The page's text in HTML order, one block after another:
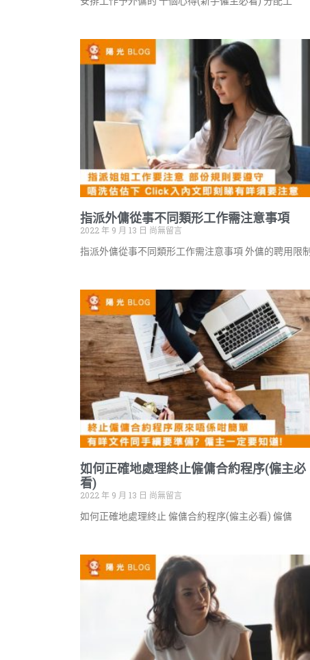
指派外傭從事不同類形工作需注意事項
2022 年 9 月 13 日 尚無留言
指派外傭從事不同類形工作需注意事項 外傭的聘用限制
如何正確地處理終止僱傭合約程序(僱主必
看)
2022 年 9 月 13 日 尚無留言
如何正確地處理終止 僱傭合約程序(僱主必看) 僱傭